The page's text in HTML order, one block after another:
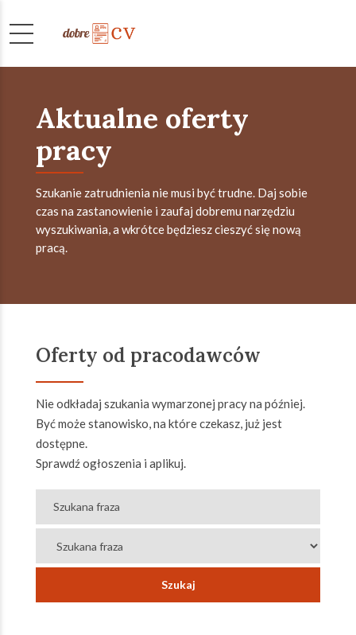
Aktualne oferty
pracy
Szukanie zatrudnienia nie musi być trudne. Daj sobie
czas na zastanowienie i zaufaj dobremu narzędziu
wyszukiwania, a wkrótce będziesz cieszyć się nową
pracą.
Oferty od pracodawców
Nie odkładaj szukania wymarzonej pracy na później.
Być może stanowisko, na które czekasz, już jest
dostępne.
Sprawdź ogłoszenia i aplikuj.